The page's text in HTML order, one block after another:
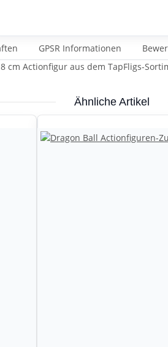
GPSR Informationen
cm Actionfigur aus dem TapFligs-
Ähnliche Artikel